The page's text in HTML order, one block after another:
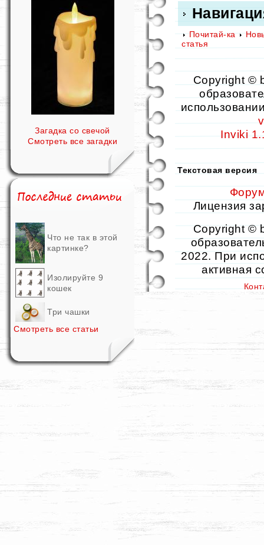
Загадка со свечой
Смотреть все загадки
Что не так в этой
картинке?
Изолируйте 9
кошек
Три чашки
Смотреть все статьи
Почитай-ка
статья
Copyright ©
Inviki
Текстовая версия
Лицензия
Copyright ©
2022. При
активная